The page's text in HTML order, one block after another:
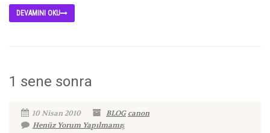
DEVAMINI OKU
1 sene sonra
10 Nisan 2010 BLOG canon
Henüz Yorum Yapılmamış